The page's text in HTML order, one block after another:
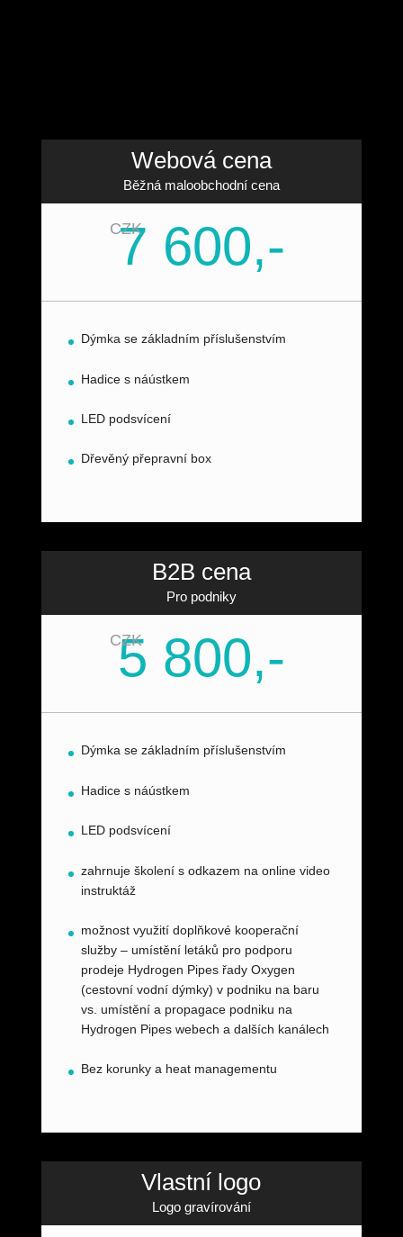
Webová cena
Běžná maloobchodní cena
CZK
7 600,-
Dýmka se základním příslušenstvím
Hadice s náústkem
LED podsvícení
Dřevěný přepravní box
B2B cena
Pro podniky
CZK
5 800,-
Dýmka se základním příslušenstvím
Hadice s náústkem
LED podsvícení
zahrnuje školení s odkazem na online video
instruktáž
možnost využití doplňkové kooperační
služby – umístění letáků pro podporu
prodeje Hydrogen Pipes řady Oxygen
(cestovní vodní dýmky) v podniku na baru
vs. umístění a propagace podniku na
Hydrogen Pipes webech a dalších kanálech
Bez korunky a heat managementu
Vlastní logo
Logo gravírování